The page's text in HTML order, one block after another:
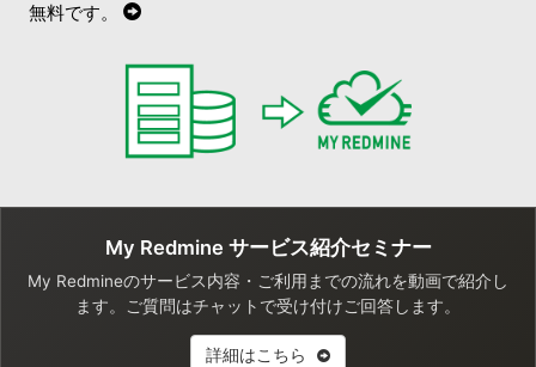
無料です。
My Redmine サービス紹介セミナー
My Redmineのサービス内容・ご利用までの流れを動画で紹介し
ます。ご質問はチャットで受け付けご回答します。
詳細はこちら